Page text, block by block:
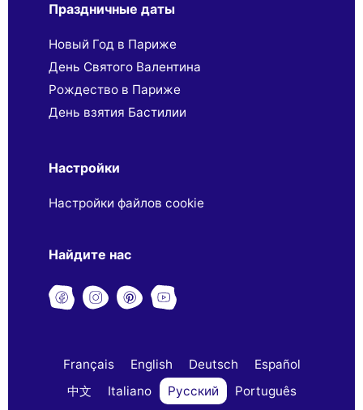
Праздничные даты
Новый Год в Париже
День Святого Валентина
Рождество в Париже
День взятия Бастилии
Настройки
Настройки файлов cookie
Найдите нас
Français English Deutsch
Español
中文
Italiano Русский Português